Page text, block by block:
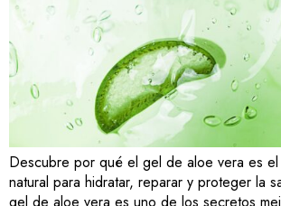
Descubre por qué el gel de aloe vera es el
natural para hidratar, reparar y proteger la